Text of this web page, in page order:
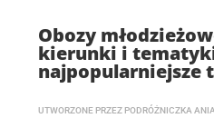
Obozy
kierunki i
najpopularniejsze
UTWORZONE PRZEZ PODRÓŻNICZKA ANIA